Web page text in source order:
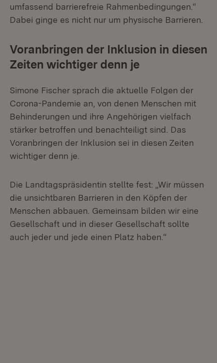
umfassend barrierefreie Rahmenbedingungen.“
Dabei ginge es nicht nur um physische Barrieren.
Voranbringen der Inklusion in diesen
Zeiten wichtiger denn je
Simone Fischer sprach die aktuelle Folgen der
Corona-Pandemie an, von denen Menschen mit
Behinderungen und ihre Angehörigen vielfach
stärker betroffen und benachteiligt sind. Das
Voranbringen der Inklusion sei in diesen Zeiten
wichtiger denn je.
Die Landtagspräsidentin stellte fest: „Wir müssen
die unsichtbaren Barrieren in den Köpfen der
Menschen abbauen. Gemeinsam bilden wir eine
Gesellschaft und in dieser Gesellschaft sollte
auch jeder und jede einen Platz haben.“